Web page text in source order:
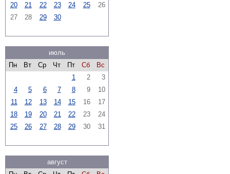
20
21 22 23 24 25
26
27
28 29 30
июль
Пн
Вт Ср Чт Пт Сб
Вс
1
2
3
4
5 6 7 8 9
10
11
12 13 14 15 16
17
18
19 20 21 22 23
24
25
26 27 28 29 30 31
август